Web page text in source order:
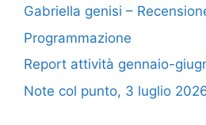
Gabriella genisi –
Programmazione
Report attività gennaio-
Note col punto, 3 luglio